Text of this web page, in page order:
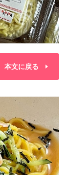
本文に戻る